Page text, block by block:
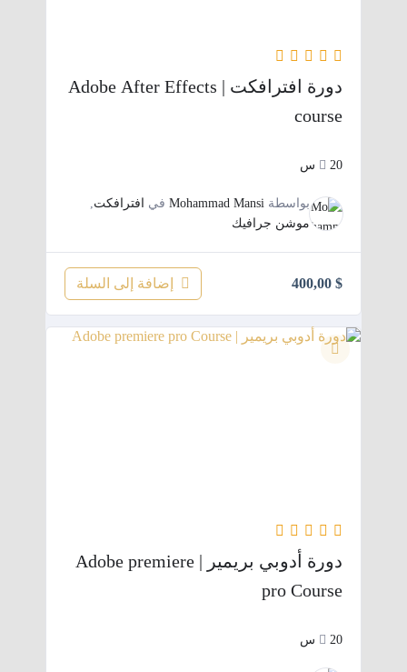
دورة افترافكت | Adobe After Effects
course
20س
بواسطة Mohammad Mansi في افترافكت
موشن جرافيك
$ إضافة إلى السلة
دورة أدوبي بريمير | Adobe premiere
pro Course
20س